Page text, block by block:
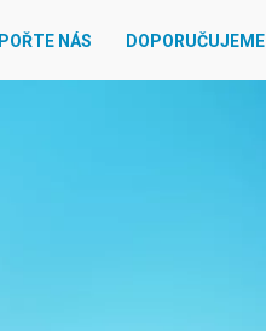
NÁS DOPORUČUJEME